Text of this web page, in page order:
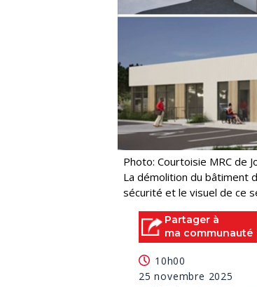
Photo: Courtoisie MRC de
La démolition du bâtiment
sécurité et le visuel de ce
Partager à
ma communauté
10h00
25 novembre 2025